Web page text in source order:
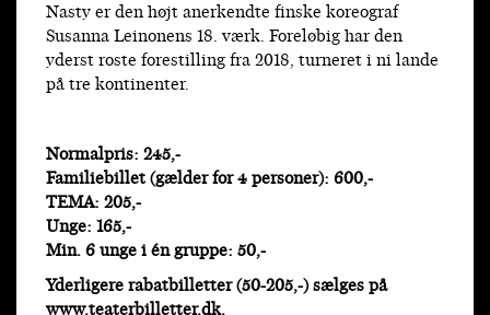
Nasty er den højt anerkendte finske koreograf
Susanna Leinonens 18. værk. Foreløbig har den
yderst roste forestilling fra 2018, turneret i ni lande
på tre kontinenter.
Normalpris: 245,-
Familiebillet (gælder for 4 personer): 600,-
TEMA: 205,-
Unge: 165,-
Min. 6 unge i én gruppe: 50,-
Yderligere rabatbilletter (50-205,-) sælges på